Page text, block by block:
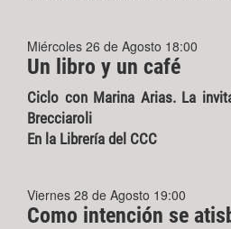
Miércoles 26 de Agosto 18:00
Un libro y un café
Ciclo con Marina Arias. La
Brecciaroli
En la Librería del CCC
Viernes 28 de Agosto 19:00
Como intención se